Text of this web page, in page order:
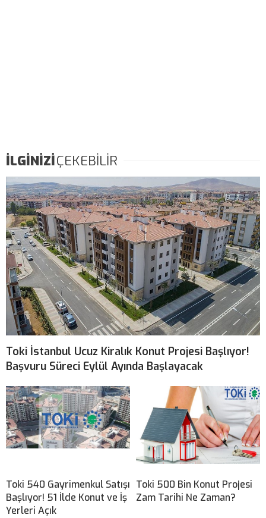
İLGİNİZİÇEKEBİLİR
Toki İstanbul Ucuz Kiralık Konut Projesi Başlıyor!
Başvuru Süreci Eylül Ayında Başlayacak
Toki 540 Gayrimenkul Satışı
Başlıyor! 51 İlde Konut ve İş
Yerleri Açık
Toki 500 Bin Konut Projesi
Zam Tarihi Ne Zaman?